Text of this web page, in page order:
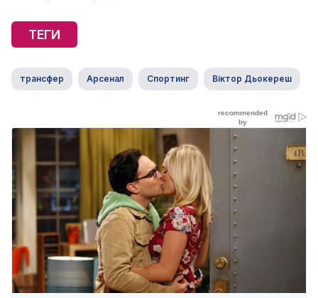
ТЕГИ
трансфер Арсенал Спортинг Віктор Дьокереш